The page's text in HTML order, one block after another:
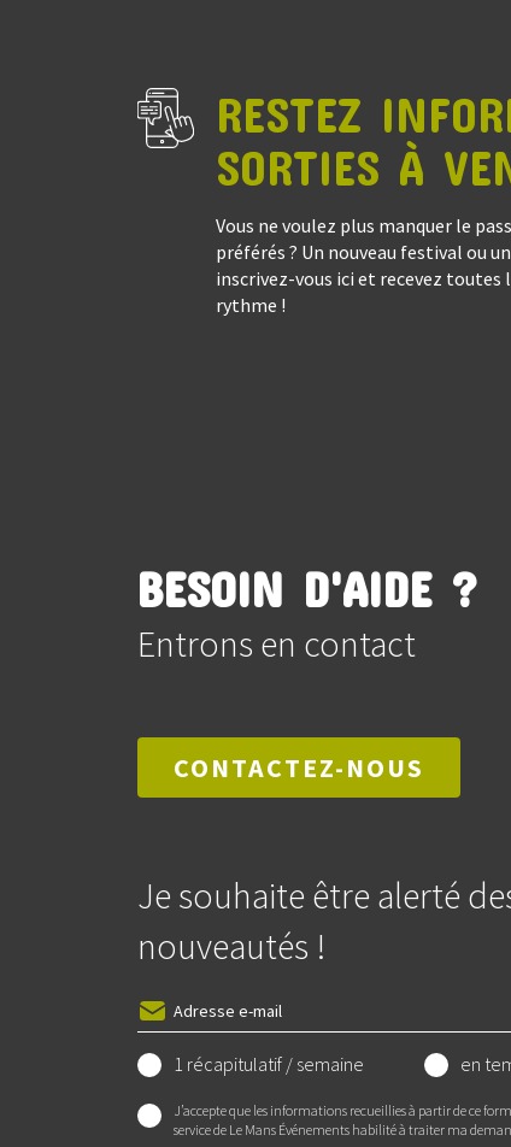
RESTEZ
SORTIES À
Vous ne voulez plus manquer le
préférés ? Un nouveau festival ou
inscrivez-vous ici et recevez
rythme !
BESOIN D'AIDE ?
Entrons en contact
CONTACTEZ-NOUS
Je souhaite être alerté
nouveautés !
1 récapitulatif / semaine en
J’accepte que les informations recueillies à partir de ce
service de Le Mans Événements habilité à traiter ma